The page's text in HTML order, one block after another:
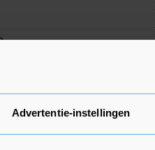
Advertentie-instellingen